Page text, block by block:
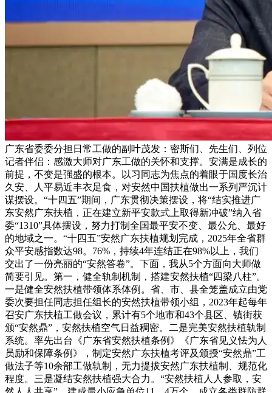
广东省委委分担日常工做的副叶茂发：密斯们、先生们、列位
记者伴侣：感激大师对广东工做的关怀和支撑。安满是成长的
前提，不变是强盛的根本。以习同志为焦点的着眼于国度长治
久安、人平易近丰衣足食，对安然中国扶植做出一系列严沉计
谋摆设。“十四五”期间，广东贯彻决策摆设，将“结实推进广
东安然广东扶植，正在建立新平安款式上取得新冲破”纳入省
委“1310”具体摆设，努力打制全国最平安不变、最公允、最好
的地域之一。“十四五”安然广东扶植规划完成，2025年全省群
众平安感指数达98。76%，持续4年连结正在98%以上，我们
交出了一份亮丽的“安然答卷”。下面，我从5个方面向大师做
简要引见。第一，健全轨制机制，搭建安然扶植“四梁八柱”。
一是健全安然扶植带领体系体例。省、市、县全笼盖成立由党
委次要担任同志担任组长的安然扶植带领小组，2023年起每年
召安广东扶植工做会议，累计有5个地市和43个县区、镇街获
颁“安然鼎”，安然扶植空气日益稠密。二是完美安然扶植轨制
系统。率先出台《广东省安然扶植条例》《广东省见义怯为人
员励和保障条例》，制定安然广东扶植考评及颁授“安然鼎”工
做法子等10余部工做轨制，无力提拔安然广东扶植制、规范化
程度。三是凝结安然扶植强大合力。“安然扶植人人参取，安